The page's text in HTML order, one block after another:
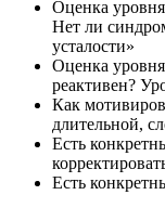
Оценка
Нет ли
усталости»
Оценка
реактивен?
Как
длительной,
Есть
Есть